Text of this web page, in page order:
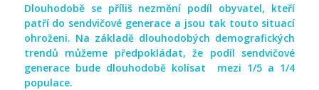
Dlouhodobě se příliš nezmění podíl obyvatel, kteří
patří do sendvičové generace a jsou tak touto situací
ohroženi. Na základě dlouhodobých demografických
trendů můžeme předpokládat, že podíl sendvičové
generace bude dlouhodobě kolísat mezi 1/5 a 1/4
populace.